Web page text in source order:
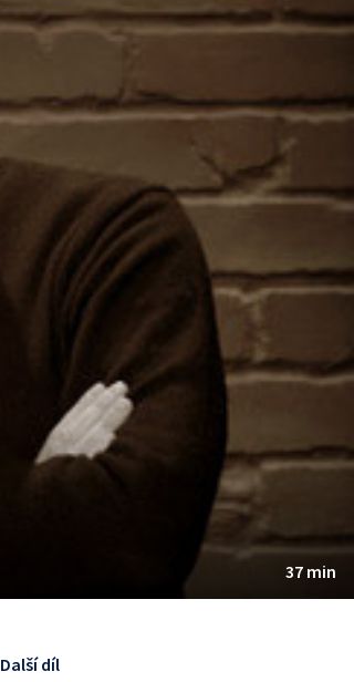
37 min
Další díl